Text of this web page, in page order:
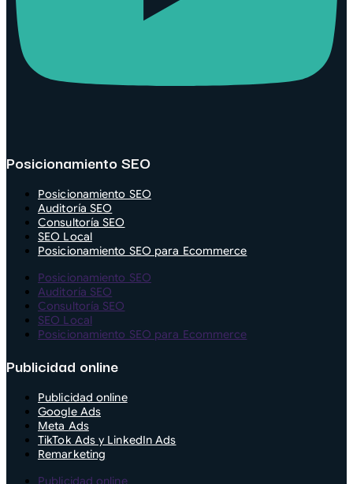
Posicionamiento SEO
Posicionamiento SEO
Auditoría SEO
Consultoría SEO
SEO Local
Posicionamiento SEO para Ecommerce
Posicionamiento SEO
Auditoría SEO
Consultoría SEO
SEO Local
Posicionamiento SEO para Ecommerce
Publicidad online
Publicidad online
Google Ads
Meta Ads
TikTok Ads y LinkedIn Ads
Remarketing
Publicidad online